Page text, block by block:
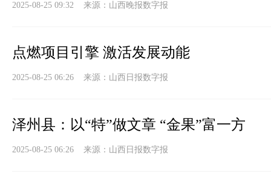
2025-08-25 09:32 来源： 山西晚报数字报
点燃项目引擎 激活发展动能
2025-08-25 06:26 来源： 山西日报数字报
泽州县：以“特”做文章 “金果”富一方
2025-08-25 06:26 来源： 山西日报数字报